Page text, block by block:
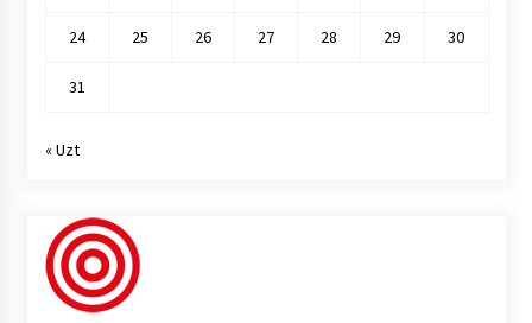
24 25 26 27 28 29 30
31
« Uzt